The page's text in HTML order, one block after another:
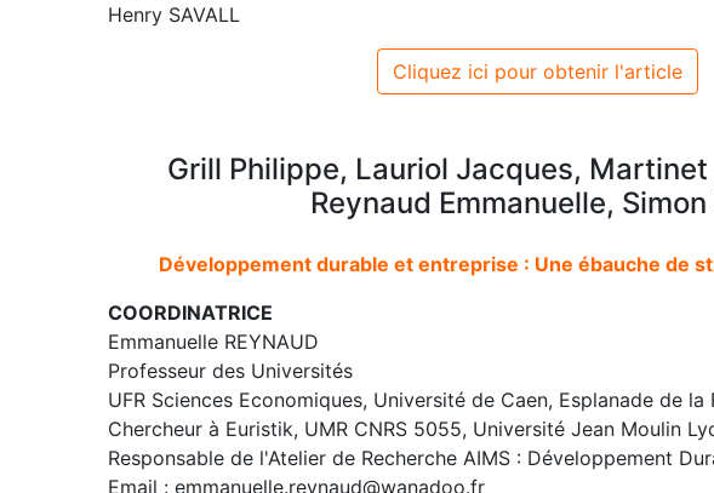
Henry SAVALL
Cliquez ici pour obtenir l'article
Grill Philippe, Lauriol Jacques,
Reynaud Emmanuelle, Simon
Développement durable et entreprise : Une ébauche de
COORDINATRICE
Emmanuelle REYNAUD
Professeur des Universités
UFR Sciences Economiques, Université de Caen, Esplanade de
Chercheur à Euristik, UMR CNRS 5055, Université Jean Moulin
Responsable de l'Atelier de Recherche AIMS : Développement
Email : emmanuelle.reynaud@wanadoo.fr